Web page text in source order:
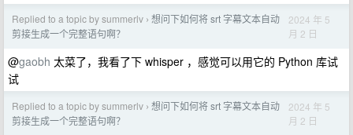
Replied to a topic by summerlv › 想问下如何将 srt 字幕文本自动
剪接生成一个完整语句啊？
2024 年 5
月 2 日
@gaobh 太菜了，我看了下 whisper ，感觉可以用它的 Python 库试
试
Replied to a topic by summerlv › 想问下如何将 srt 字幕文本自动
剪接生成一个完整语句啊？
2024 年 5
月 2 日